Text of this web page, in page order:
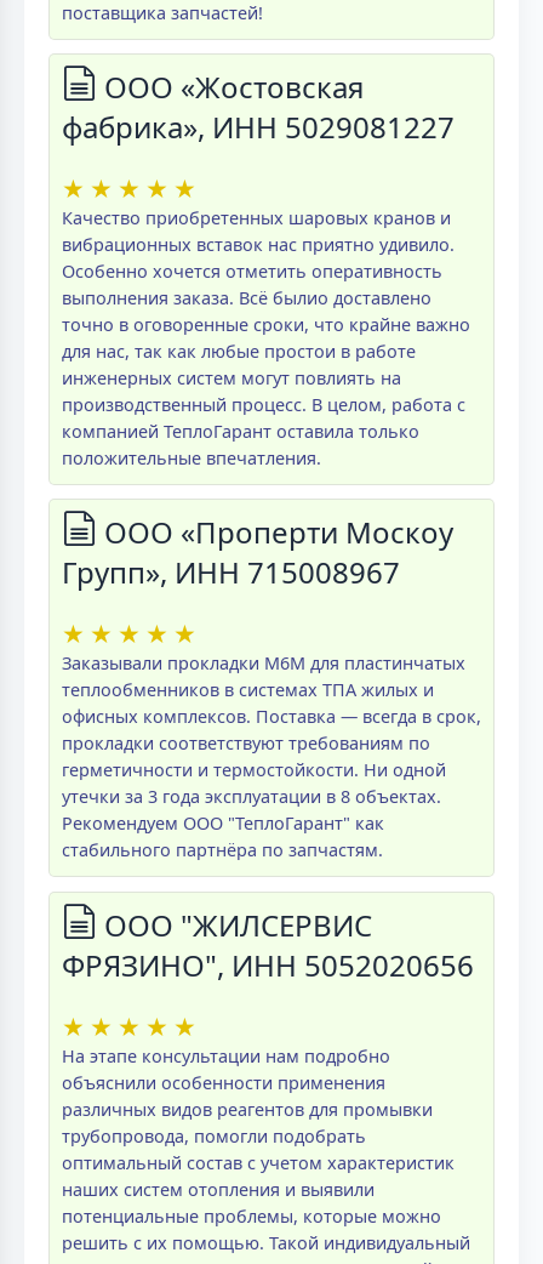
поставщика запчастей!
ООО «Жостовская
фабрика», ИНН 5029081227
★ ★ ★ ★ ★
Качество приобретенных шаровых кранов и
вибрационных вставок нас приятно удивило.
Особенно хочется отметить оперативность
выполнения заказа. Всё былио доставлено
точно в оговоренные сроки, что крайне важно
для нас, так как любые простои в работе
инженерных систем могут повлиять на
производственный процесс. В целом, работа с
компанией ТеплоГарант оставила только
положительные впечатления.
ООО «Проперти Москоу
Групп», ИНН 715008967
★ ★ ★ ★ ★
Заказывали прокладки M6M для пластинчатых
теплообменников в системах ТПА жилых и
офисных комплексов. Поставка — всегда в срок,
прокладки соответствуют требованиям по
герметичности и термостойкости. Ни одной
утечки за 3 года эксплуатации в 8 объектах.
Рекомендуем ООО "ТеплоГарант" как
стабильного партнёра по запчастям.
ООО "ЖИЛСЕРВИС
ФРЯЗИНО", ИНН 5052020656
★ ★ ★ ★ ★
На этапе консультации нам подробно
объяснили особенности применения
различных видов реагентов для промывки
трубопровода, помогли подобрать
оптимальный состав с учетом характеристик
наших систем отопления и выявили
потенциальные проблемы, которые можно
решить с их помощью. Такой индивидуальный